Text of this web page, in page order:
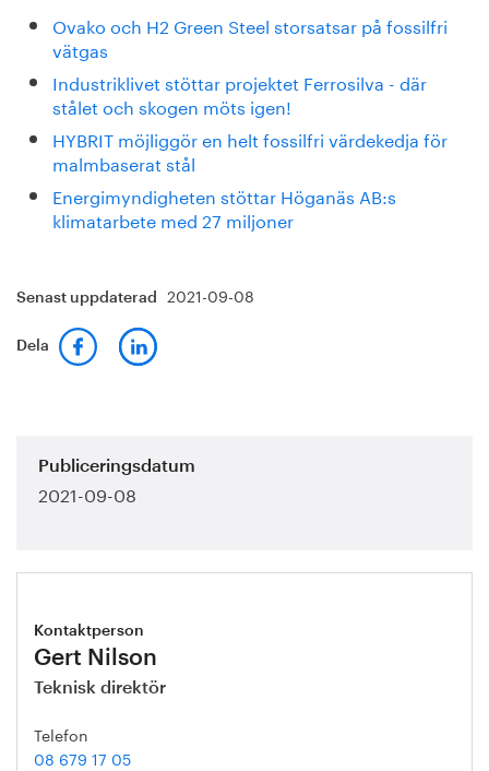
Ovako och H2 Green Steel storsatsar på fossilfri
vätgas
Industriklivet stöttar projektet Ferrosilva - där
stålet och skogen möts igen!
HYBRIT möjliggör en helt fossilfri värdekedja för
malmbaserat stål
Energimyndigheten stöttar Höganäs AB:s
klimatarbete med 27 miljoner
Senast uppdaterad 2021-09-08
Dela
Publiceringsdatum
2021-09-08
Kontaktperson
Gert Nilson
Teknisk direktör
Telefon
08 679 17 05